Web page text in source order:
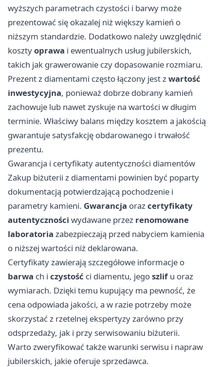
wyższych parametrach czystości i barwy może
prezentować się okazalej niż większy kamień o
niższym standardzie. Dodatkowo należy uwzględnić
kosztyoprawa i ewentualnych usług jubilerskich,
takich jak grawerowanie czy dopasowanie rozmiaru.
Prezent z diamentami często łączony jest zwartość
inwestycyjna, ponieważ dobrze dobrany kamień
zachowuje lub nawet zyskuje na wartości w długim
terminie. Właściwy balans między kosztem a jakością
gwarantuje satysfakcję obdarowanego i trwałość
prezentu.
Gwarancja i certyfikaty autentyczności diamentów
Zakup biżuterii z diamentami powinien być poparty
dokumentacją potwierdzającą pochodzenie i
parametry kamieni. Gwarancja orazcertyfikaty
autentyczności wydawane przez renomowane
laboratoria zabezpieczają przed nabyciem kamienia
o niższej wartości niż deklarowana.
Certyfikaty zawierają szczegółowe informacje o
barwa ch i czystość ci diamentu, jegoszlif u oraz
wymiarach. Dzięki temu kupujący ma pewność, że
cena odpowiada jakości, a w razie potrzeby może
skorzystać z rzetelnej ekspertyzy zarówno przy
odsprzedaży, jak i przy serwisowaniu biżuterii.
Warto zweryfikować także warunki serwisu i napraw
jubilerskich, jakie oferuje sprzedawca.